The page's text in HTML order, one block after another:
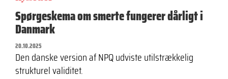
Spørgeskema om smerte fungerer dårligt i
Danmark
20.10.2025
Den danske version af NPQ udviste utilstrækkelig
strukturel validitet.